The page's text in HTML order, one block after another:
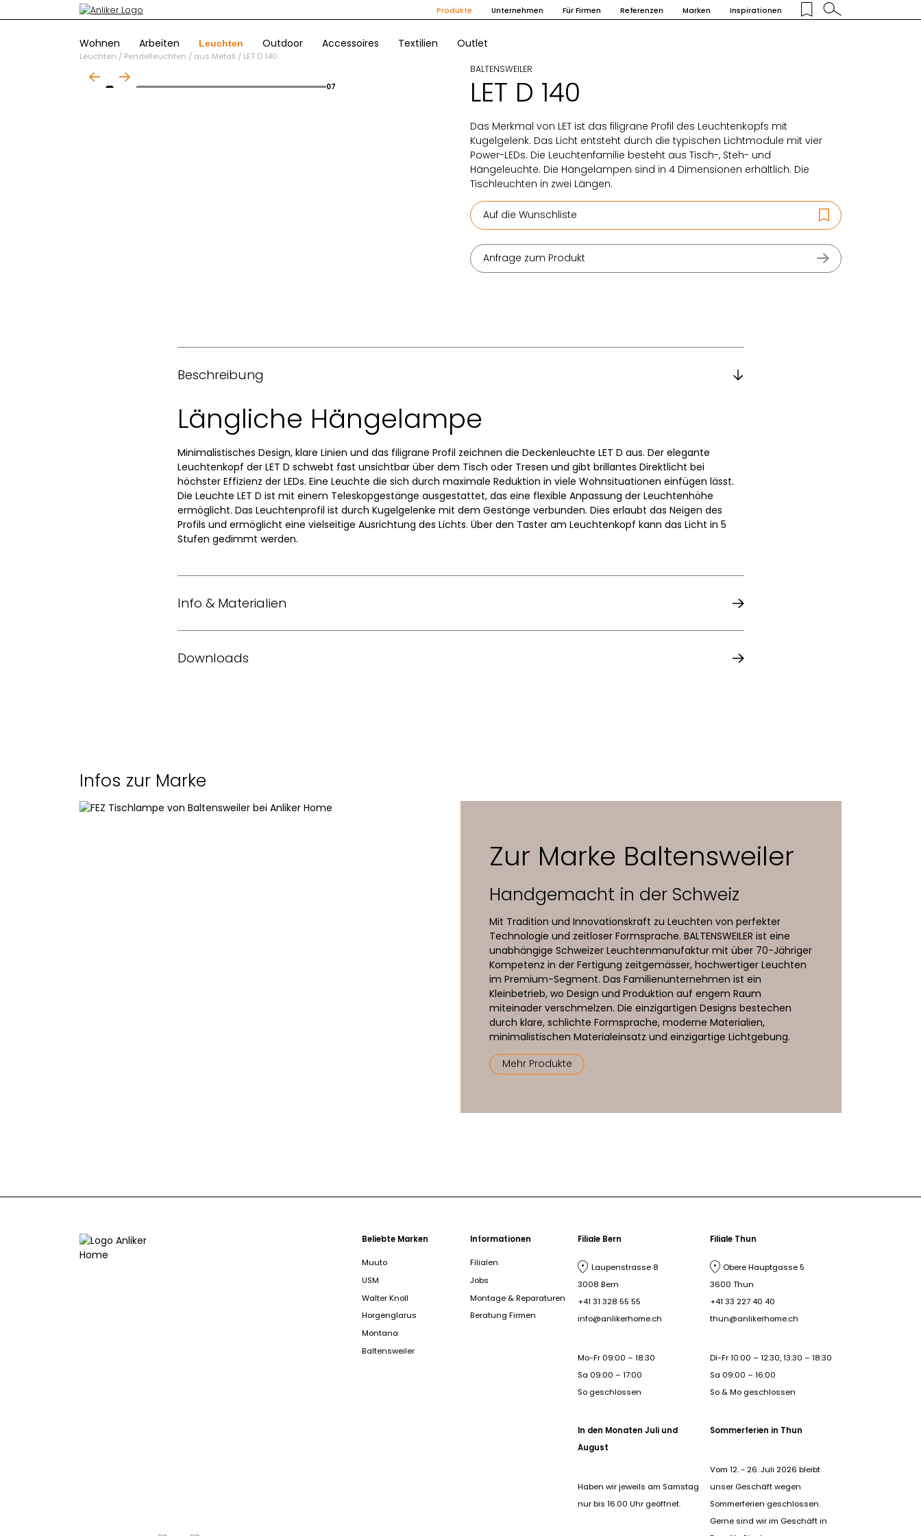
Produkte Unternehmen Für Firmen Referenzen Marken Inspirationen
Wohnen Arbeiten Leuchten Outdoor Accessoires Textilien Outlet
Leuchten / Pendelleuchten / aus Metall / LET D 140
07
BALTENSWEILER
LET D 140
Das Merkmal von LET ist das filigrane Profil des Leuchtenkopfs mit
Kugelgelenk. Das Licht entsteht durch die typischen Lichtmodule mit vier
Power-LEDs. Die Leuchtenfamilie besteht aus Tisch-, Steh- und
Hängeleuchte. Die Hängelampen sind in 4 Dimensionen erhältlich. Die
Tischleuchten in zwei Längen.
Auf die Wunschliste
Anfrage zum Produkt
Beschreibung
Längliche Hängelampe
Minimalistisches Design, klare Linien und das filigrane Profil zeichnen die Deckenleuchte LET D aus. Der elegante
Leuchtenkopf der LET D schwebt fast unsichtbar über dem Tisch oder Tresen und gibt brillantes Direktlicht bei
höchster Effizienz der LEDs. Eine Leuchte die sich durch maximale Reduktion in viele Wohnsituationen einfügen lässt.
Die Leuchte LET D ist mit einem Teleskopgestänge ausgestattet, das eine flexible Anpassung der Leuchtenhöhe
ermöglicht. Das Leuchtenprofil ist durch Kugelgelenke mit dem Gestänge verbunden. Dies erlaubt das Neigen des
Profils und ermöglicht eine vielseitige Ausrichtung des Lichts. Über den Taster am Leuchtenkopf kann das Licht in 5
Stufen gedimmt werden.
Info & Materialien
Lichtquelle
dimmbar am Leuchtenprofil (5 Stufen), schalten extern (Memory)
Downloads
Infos zur Marke
Zur Marke Baltensweiler
Handgemacht in der Schweiz
Mit Tradition und Innovationskraft zu Leuchten von perfekter
Technologie und zeitloser Formsprache. BALTENSWEILER ist eine
unabhängige Schweizer Leuchtenmanufaktur mit über 70-Jähriger
Kompetenz in der Fertigung zeitgemässer, hochwertiger Leuchten
im Premium-Segment. Das Familienunternehmen ist ein
Kleinbetrieb, wo Design und Produktion auf engem Raum
miteinader verschmelzen. Die einzigartigen Designs bestechen
durch klare, schlichte Formsprache, moderne Materialien,
minimalistischen Materialeinsatz und einzigartige Lichtgebung.
Mehr Produkte
Beliebte Marken
Muuto
USM
Walter Knoll
Horgenglarus
Montana
Baltensweiler
Informationen
Filialen
Jobs
Montage & Reparaturen
Beratung Firmen
Filiale Bern
Laupenstrasse 8
3008 Bern
+41 31 328 55 55
info@anlikerhome.ch
Mo-Fr 09:00 – 18:30
Sa 09:00 – 17:00
So geschlossen
In den Monaten Juli und
August
Haben wir jeweils am Samstag
nur bis 16.00 Uhr geöffnet.
Filiale Thun
Obere Hauptgasse 5
3600 Thun
+41 33 227 40 40
thun@anlikerhome.ch
Di-Fr 10:00 – 12:30, 13:30 – 18:30
Sa 09:00 – 16:00
So & Mo geschlossen
Sommerferien in Thun
Vom 12. - 26. Juli 2026 bleibt
unser Geschäft wegen
Sommerferien geschlossen.
Gerne sind wir im Geschäft in